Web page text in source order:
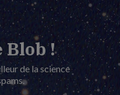
Blob !
de la science